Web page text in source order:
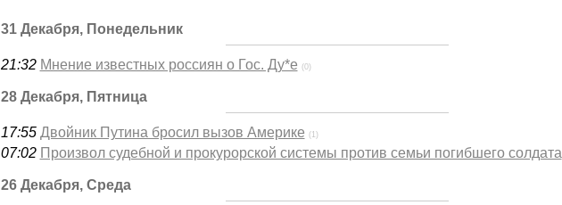
31 Декабря, Понедельник
21:32 Мнение известных россиян о Гос. Ду*е (0)
28 Декабря, Пятница
17:55 Двойник Путина бросил вызов Америке (1)
07:02 Произвол судебной и прокурорской системы против семьи погибшего солдата
26 Декабря, Среда